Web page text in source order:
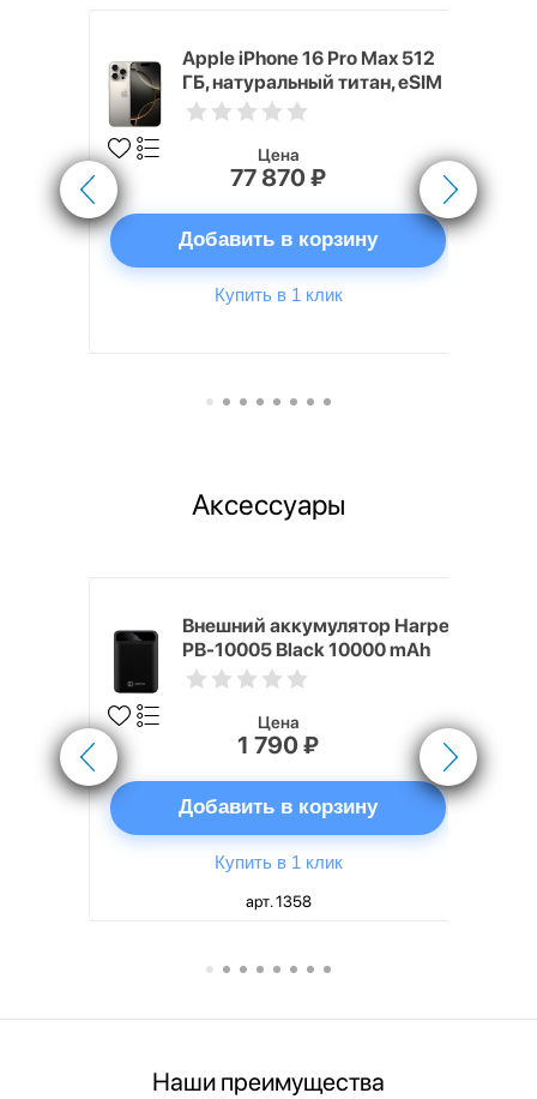
Apple iPhone 16 Pro Max 512
ГБ, натуральный титан, eSIM
Цена
77 870 ₽
Добавить в корзину
Купить в 1 клик
Аксессуары
Внешний аккумулятор Harper
PB-10005 Black 10000 mAh
Цена
1 790 ₽
Добавить в корзину
Купить в 1 клик
арт. 1358
Наши преимущества